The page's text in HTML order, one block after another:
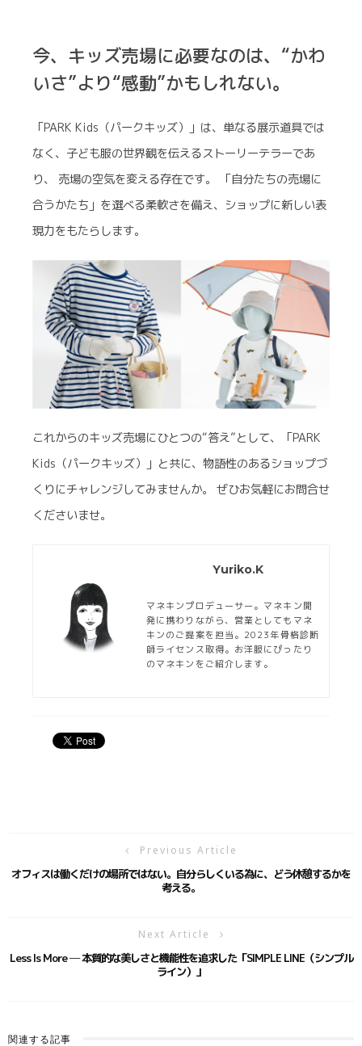
今、キッズ売場に必要なのは、“かわ
いさ”より“感動”かもしれない。
「PARK Kids（パークキッズ）」は、単なる展示道具では
なく、子ども服の世界観を伝えるストーリーテラーであ
り、 売場の空気を変える存在です。 「自分たちの売場に
合うかたち」を選べる柔軟さを備え、ショップに新しい表
現力をもたらします。
これからのキッズ売場にひとつの“答え”として、「PARK
Kids（パークキッズ）」と共に、物語性のあるショップづ
くりにチャレンジしてみませんか。 ぜひお気軽にお問合せ
くださいませ。
Yuriko.K
マネキンプロデューサー。マネキン開
発に携わりながら、営業としてもマネ
キンのご提案を担当。2023年骨格診断
師ライセンス取得。お洋服にぴったり
のマネキンをご紹介します。
Previous Article
オフィスは働くだけの場所ではない。自分らしくいる為に、どう休憩するかを
考える。
Next Article
Less Is More ─ 本質的な美しさと機能性を追求した「SIMPLE LINE（シンプル
ライン）」
関連する記事